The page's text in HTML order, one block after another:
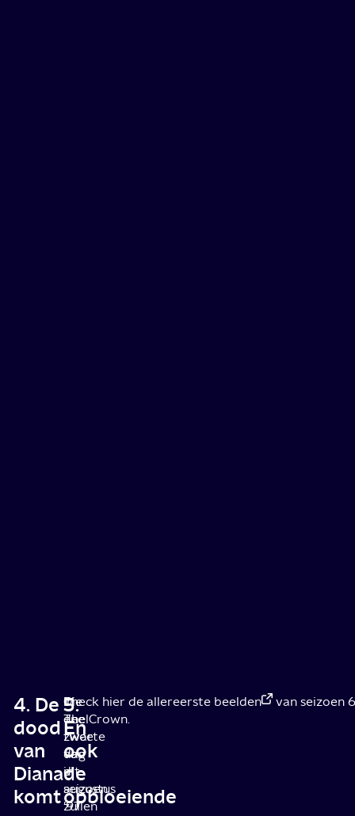
4. De
dood
van
Diana
komt
Die
ene
zwarte
dag
in
augustus
’97
5.
En
ook
de
opbloeiende
In
deel
twee
van
dit
seizoen
zullen
Check hier de allereerste beelden
van seizoen
The Crown.